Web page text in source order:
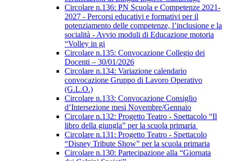
Circolare n.136: PN Scuola e Competenze 2021-
2027 - Percorsi educativi e formativi per il
potenziamento delle competenze, l’inclusione e la
socialità - Avvio moduli di Educazione motoria
“Volley in gi
Circolare n.135: Convocazione Collegio dei
Docenti – 30/01/2026
Circolare n.134: Variazione calendario
convocazione Gruppo di Lavoro Operativo
(G.L.O.)
Circolare n.133: Convocazione Consiglio
d’Intersezione mesi Novembre/Gennaio
Circolare n.132: Progetto Teatro - Spettacolo “Il
libro della giungla” per la scuola primaria
Circolare n.131: Progetto Teatro - Spettacolo
“Disney Tribute Show” per la scuola primaria
Circolare n.130: Partecipazione alla “Giornata